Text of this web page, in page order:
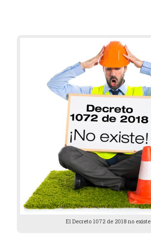
El Decreto 1072 de 2018 no existe